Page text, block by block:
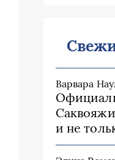
Варвара
и не